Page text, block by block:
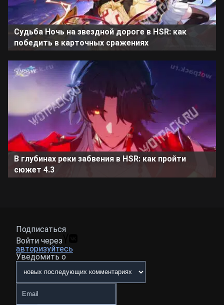
Судьба Ночь на звездной дороге в HSR: как
победить в карточных сражениях
В глубинах реки забвения в HSR: как пройти
сюжет 4.3
Подписаться
Войти через
авторизуйтесь
Уведомить о